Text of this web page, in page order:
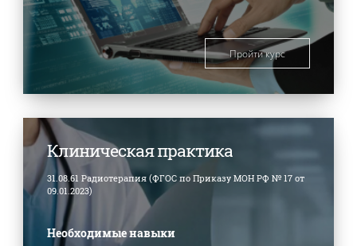
Пройти курс
Клиническая практика
31.08.61 Радиотерапия (ФГОС по Приказу МОН РФ № 17 от
09.01.2023)
Необходимые навыки